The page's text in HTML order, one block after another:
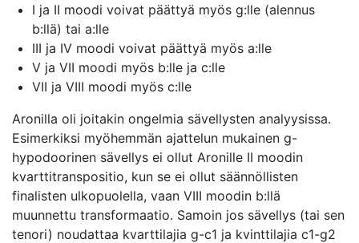
I ja II moodi voivat päättyä myös g:lle (alennus
b:llä) tai a:lle
III ja IV moodi voivat päättyä myös a:lle
V ja VII moodi myös b:lle ja c:lle
VII ja VIII moodi myös c:lle
Aronilla oli joitakin ongelmia sävellysten analyysissa.
Esimerkiksi myöhemmän ajattelun mukainen g-
hypodoorinen sävellys ei ollut Aronille II moodin
kvarttitranspositio, kun se ei ollut säännöllisten
finalisten ulkopuolella, vaan VIII moodin b:llä
muunnettu transformaatio. Samoin jos sävellys (tai sen
tenori) noudattaa kvarttilajia g-c1 ja kvinttilajia c1-g2